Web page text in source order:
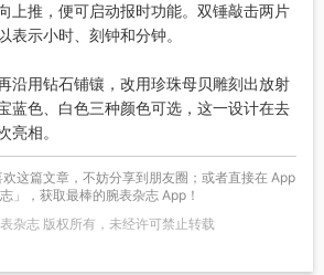
上推，便可启动报时功能。双锤敲击两片
表示小时、刻钟和分钟。
沿用钻石铺镶，改用珍珠母贝雕刻出放射
蓝色、白色三种颜色可选，这一设计在去
亮相。
欢这篇文章，不妨分享到朋友圈；或者直接在 App
」，获取最棒的腕表杂志 App！
杂志 版权所有，未经许可禁止转载